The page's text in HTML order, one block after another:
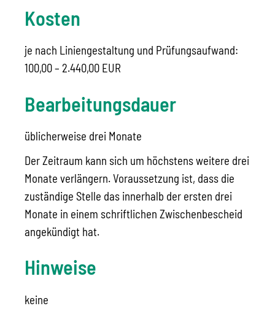
Kosten
je nach Liniengestaltung und Prüfungsaufwand:
100,00 – 2.440,00 EUR
Bearbeitungsdauer
üblicherweise drei Monate
Der Zeitraum kann sich um höchstens weitere drei
Monate verlängern. Voraussetzung ist, dass die
zuständige Stelle das innerhalb der ersten drei
Monate in einem schriftlichen Zwischenbescheid
angekündigt hat.
Hinweise
keine